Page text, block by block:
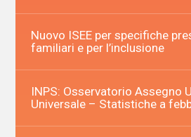
Nuovo ISEE per specifiche
familiari e per l’inclusione
INPS: Osservatorio Assegno
Universale – Statistiche a